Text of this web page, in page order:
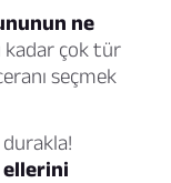
ne
kadar çok tür
seçmek
durakla!
ellerini